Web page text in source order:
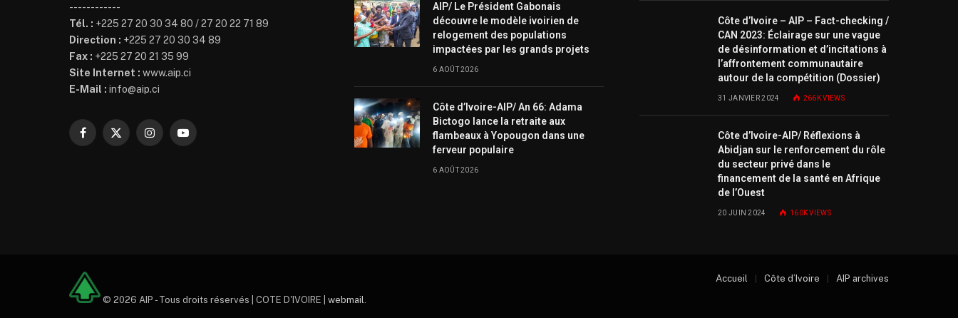
------------
Tél. : +225 27 20 30 34 80 / 27 20 22 71 89
Direction : +225 27 20 30 34 89
Fax : +225 27 20 21 35 99
Site Internet : www.aip.ci
E-Mail : info@aip.ci
Facebook
X
InstagramYouTube
AIP/ Le Président Gabonais
découvre le modèle ivoirien de
relogement des populations
impactées par les grands projets
6 AOÛT 2026
Côte d’Ivoire-AIP/ An 66: Adama
Bictogo lance la retraite aux
flambeaux à Yopougon dans une
ferveur populaire
6 AOÛT 2026
Côte d’Ivoire – AIP – Fact-checking /
CAN 2023: Éclairage sur une vague
de désinformation et d’incitations à
l’affrontement communautaire
autour de la compétition (Dossier)
31 JANVIER 2024 266KVIEWS
Côte d’Ivoire-AIP/ Réflexions à
Abidjan sur le renforcement du rôle
du secteur privé dans le
financement de la santé en Afrique
de l’Ouest
20 JUIN 2024 160KVIEWS
© 2026 AIP - Tous droits réservés | COTE D'IVOIRE | webmail
Accueil Côte d’Ivoire AIP archives